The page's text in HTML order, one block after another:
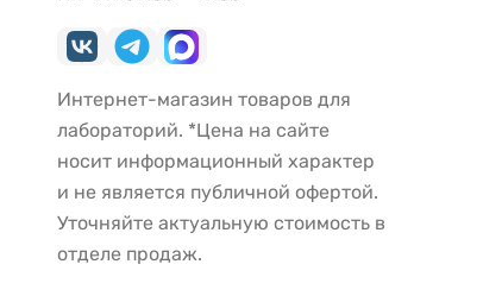
Интернет-магазин товаров для
лабораторий. *Цена на сайте
носит информационный характер
и не является публичной офертой.
Уточняйте актуальную стоимость в
отделе продаж.